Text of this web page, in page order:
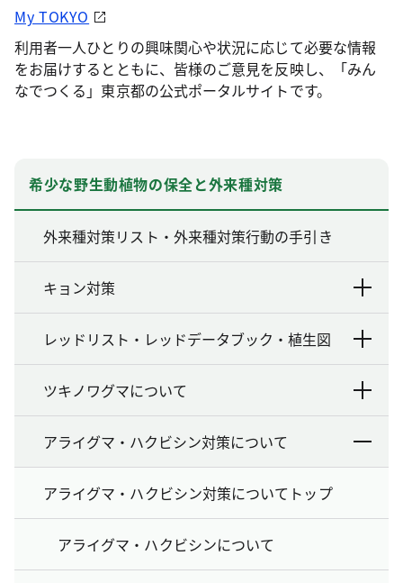
My TOKYO
利用者一人ひとりの興味関心や状況に応じて必要な情報
をお届けするとともに、皆様のご意見を反映し、「みん
なでつくる」東京都の公式ポータルサイトです。
希少な野生動植物の保全と外来種対策
外来種対策リスト・外来種対策行動の手引き
キョン対策
レッドリスト・レッドデータブック・植生図
ツキノワグマについて
アライグマ・ハクビシン対策について
アライグマ・ハクビシン対策についてトップ
アライグマ・ハクビシンについて